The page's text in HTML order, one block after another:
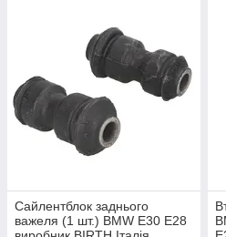
Сайлентблок заднього
важеля (1 шт.) BMW E30 E28